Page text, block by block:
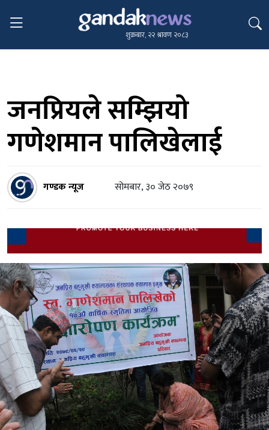
शुक्रबार, २२ श्रावण २०८३
जनप्रियले सम्झियो
गणेशमान पालिखेलाई
गण्डक न्यूज सोमबार, ३० जेठ २०७९